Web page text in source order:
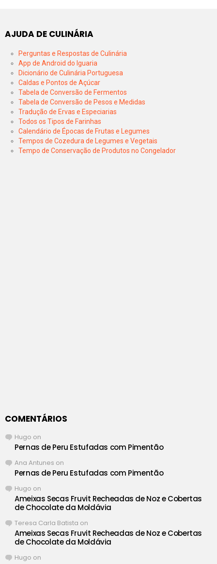
AJUDA DE CULINÁRIA
Perguntas e Respostas de Culinária
App de Android do Iguaria
Dicionário de Culinária Portuguesa
Caldas e Pontos de Açúcar
Tabela de Conversão de Fermentos
Tabela de Conversão de Pesos e Medidas
Tradução de Ervas e Especiarias
Todos os Tipos de Farinhas
Calendário de Épocas de Frutas e Legumes
Tempos de Cozedura de Legumes e Vegetais
Tempo de Conservação de Produtos no Congelador
COMENTÁRIOS
Hugo on
Pernas de Peru Estufadas com Pimentão
Ana Antunes on
Pernas de Peru Estufadas com Pimentão
Hugo on
Ameixas Secas Fruvit Recheadas de Noz e Cobertas
de Chocolate da Moldávia
Teresa Carla Batista on
Ameixas Secas Fruvit Recheadas de Noz e Cobertas
de Chocolate da Moldávia
Hugo on